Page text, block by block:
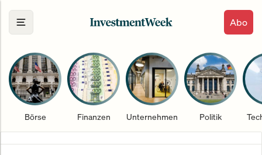
Abo
Börse Finanzen Unternehmen Politik